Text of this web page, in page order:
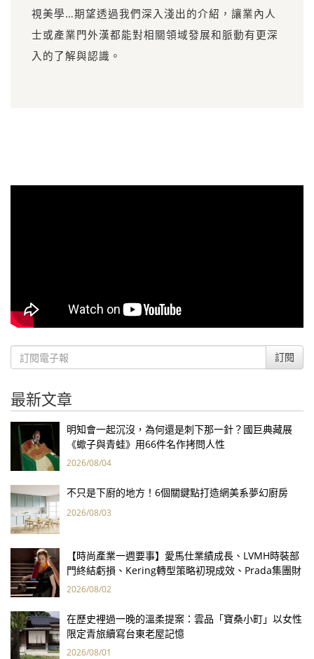
視美學…期望透過我們深入淺出的介紹，讓業內人
士或產業門外漢都能對相關領域發展和脈動有更深
入的了解與認識。
訂閱
最新文章
明知會一起沉沒，為何還是刺下那一針？國巨典藏展
《蠍子與青蛙》用66件名作拷問人性
2026/08/04
不只是下廚的地方！6個關鍵點打造網美系夢幻廚房
2026/08/03
【時尚產業一週要事】愛馬仕業績成長、LVMH時裝部
門終結虧損、Kering轉型策略初現成效、Prada集團財
報亮眼
2026/08/02
在歷史裡過一晚的溫柔提案：雲品「寶桑小町」以女性
限定青旅續寫台東老屋記憶
2026/08/01